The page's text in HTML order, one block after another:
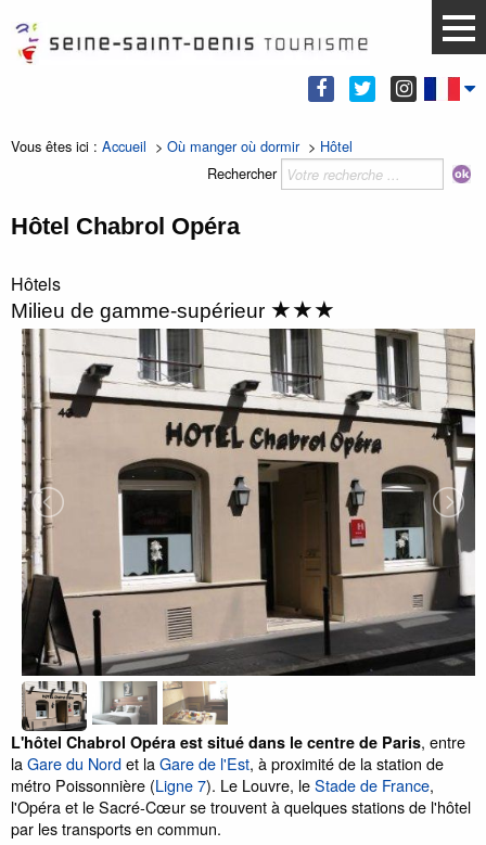
Vous êtes ici : Accueil > Où manger où dormir> Hôtel
Rechercher
Hôtel Chabrol Opéra
Hôtels
Milieu de gamme-supérieur ★★★
L'hôtel Chabrol Opéra est situé dans le centre de Paris, entre
laGare du Nordet laGare de l'Est, à proximité de la station de
métro Poissonnière (Ligne 7). Le Louvre, leStade de France,
l'Opéra et le Sacré-Cœur se trouvent à quelques stations de l'hôtel
par les transports en commun.